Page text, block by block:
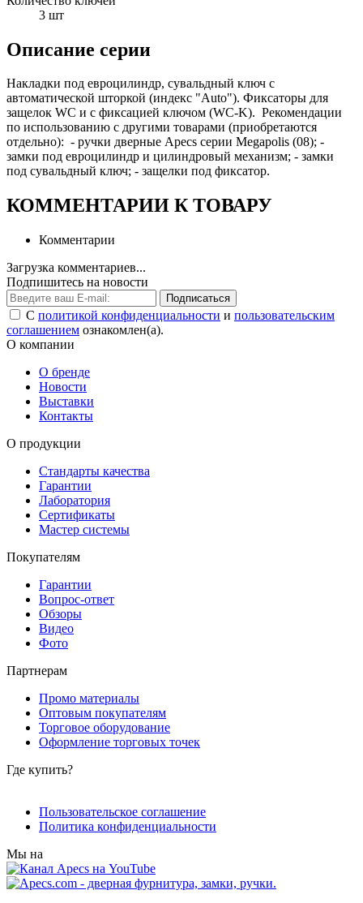
3 шт
Описание серии
Накладки под евроцилиндр, сувальдный ключ с
автоматической шторкой (индекс "Auto"). Фиксаторы для
защелок WC и с фиксацией ключом (WC-K). Рекомендации
по использованию с другими товарами (приобретаются
отдельно): - ручки дверные Apecs серии Megapolis (08); -
замки под евроцилиндр и цилиндровый механизм; - замки
под сувальдный ключ; - защелки под фиксатор.
КОММЕНТАРИИ К ТОВАРУ
Комментарии
Загрузка комментариев...
Подпишитесь на новости
Подписаться
С политикой конфиденциальности и пользовательским
соглашением ознакомлен(а).
О компании
О бренде
Новости
Выставки
Контакты
О продукции
Стандарты качества
Гарантии
Лаборатория
Сертификаты
Мастер системы
Покупателям
Гарантии
Вопрос-ответ
Обзоры
Видео
Фото
Партнерам
Промо материалы
Оптовым покупателям
Торговое оборудование
Оформление торговых точек
Где купить?
Пользовательское соглашение
Политика конфиденциальности
Мы на